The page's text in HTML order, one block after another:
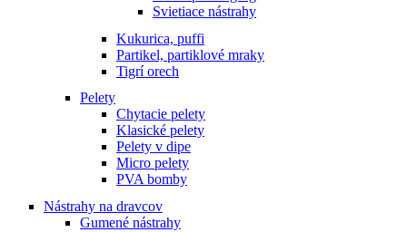
Svietiace nástrahy
Kukurica, puffi
Partikel, partiklové mraky
Tigrí orech
Pelety
Chytacie pelety
Klasické pelety
Pelety v dipe
Micro pelety
PVA bomby
Nástrahy na dravcov
Gumené nástrahy